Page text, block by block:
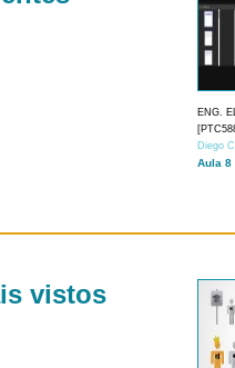
ENG.
Diego
Aula 8
vistos